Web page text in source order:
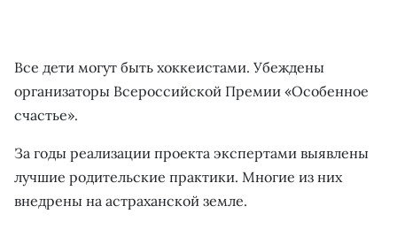
Все дети могут быть хоккеистами. Убеждены
организаторы Всероссийской Премии «Особенное
счастье».
За годы реализации проекта экспертами выявлены
лучшие родительские практики. Многие из них
внедрены на астраханской земле.